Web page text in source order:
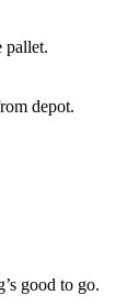
pallet.
depot.
good to go.